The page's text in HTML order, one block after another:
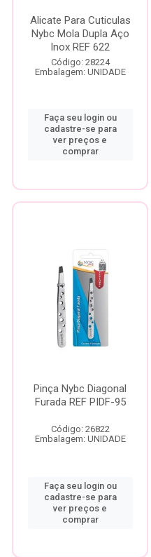
Alicate Para Cuticulas
Nybc Mola Dupla Aço
Inox REF 622
Código: 28224
Embalagem: UNIDADE
Faça seu login ou
cadastre-se para
ver preços e
comprar
Pinça Nybc Diagonal
Furada REF PIDF-95
Código: 26822
Embalagem: UNIDADE
Faça seu login ou
cadastre-se para
ver preços e
comprar